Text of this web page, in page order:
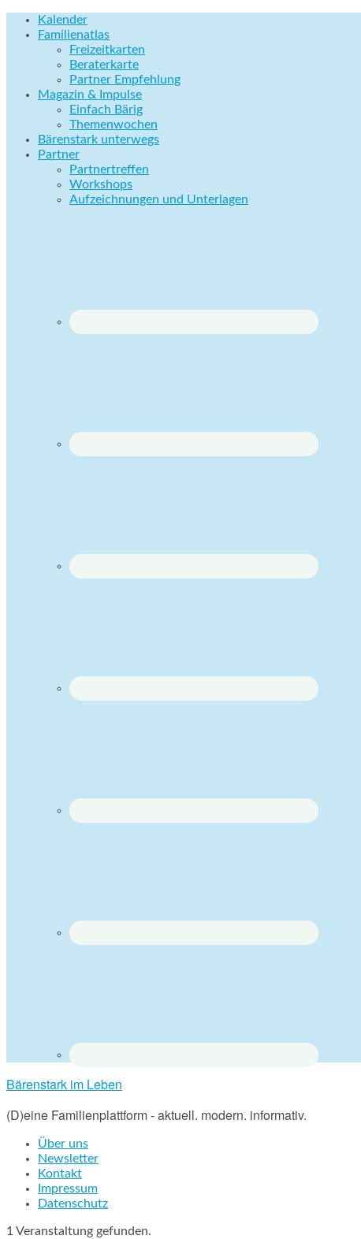
Kalender
Familienatlas
Freizeitkarten
Beraterkarte
Partner Empfehlung
Magazin & Impulse
Einfach Bärig
Themenwochen
Bärenstark unterwegs
Partner
Partnertreffen
Workshops
Aufzeichnungen und Unterlagen
Bärenstark im Leben
(D)eine Familienplattform - aktuell. modern. informativ.
Über uns
Newsletter
Kontakt
Impressum
Datenschutz
1 Veranstaltung gefunden.